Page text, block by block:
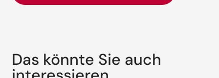
Das könnte Sie auch